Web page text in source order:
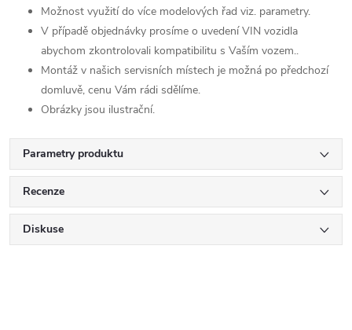
Možnost využití do více modelových řad viz. parametry.
V případě objednávky prosíme o uvedení VIN vozidla
abychom zkontrolovali kompatibilitu s Vaším vozem..
Montáž v našich servisních místech je možná po předchozí
domluvě, cenu Vám rádi sdělíme.
Obrázky jsou ilustrační.
Parametry produktu
Recenze
Diskuse